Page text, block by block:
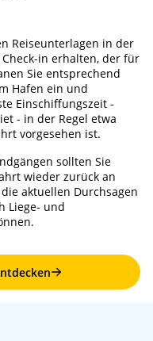
Reiseunterlagen in der
in erhalten, der für
Sie entsprechend
Hafen ein und
Einschiffungszeit -
- in der Regel etwa
vorgesehen ist.
sollten Sie
wieder zurück an
aktuellen Durchsagen
Liege- und